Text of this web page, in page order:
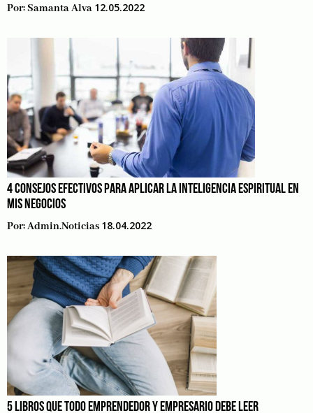
Por:Samanta Alva 12.05.2022
4 CONSEJOS EFECTIVOS PARA APLICAR LA INTELIGENCIA ESPIRITUAL EN
MIS NEGOCIOS
Por:Admin.noticias 18.04.2022
5 LIBROS QUE TODO EMPRENDEDOR Y EMPRESARIO DEBE LEER